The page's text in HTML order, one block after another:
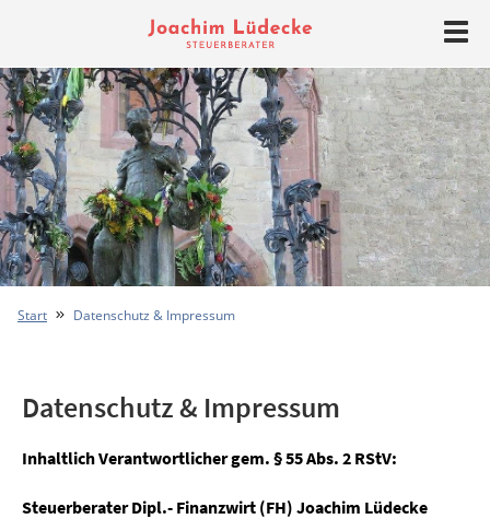
Start Datenschutz & Impressum
Datenschutz & Impressum
Inhaltlich Verantwortlicher gem. § 55 Abs. 2 RStV:
Steuerberater Dipl.- Finanzwirt (FH) Joachim Lüdecke